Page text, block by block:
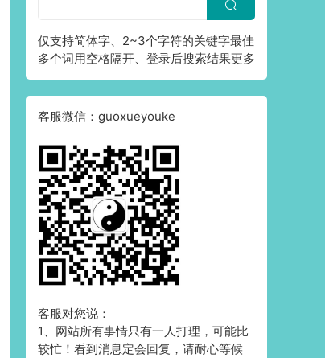
仅支持简体字、2~3个字符的关键字最佳
多个词用空格隔开、登录后搜索结果更多
客服微信：guoxueyouke
客服对您说：
1、网站所有事情只有一人打理，可能比
较忙！看到消息定会回复，请耐心等候